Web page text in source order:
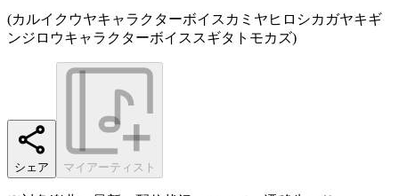
(カルイクウヤキャラクターボイスカミヤヒロシカガヤキギ
ンジロウキャラクターボイススギタトモカズ)
シェア マイアーティスト